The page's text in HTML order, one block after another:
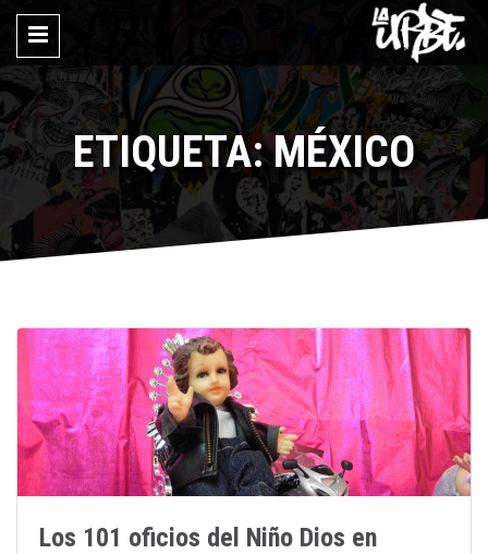
ETIQUETA: MÉXICO
Los 101 oficios del Niño Dios en